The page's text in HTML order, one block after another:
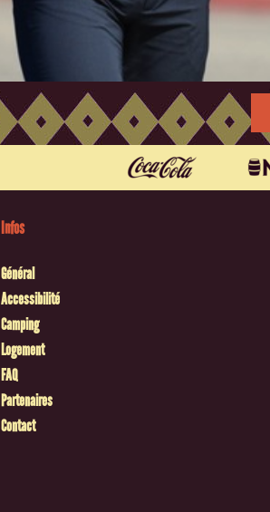
Infos
Général
Accessibilité
Camping
Logement
FAQ
Partenaires
Contact